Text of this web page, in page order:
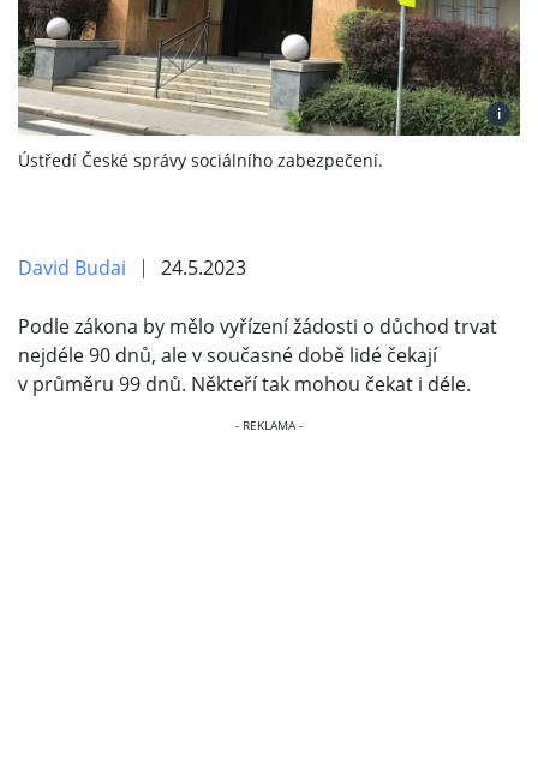
i
Ústředí České správy sociálního zabezpečení.
David Budai 24.5.2023
Podle zákona by mělo vyřízení žádosti o důchod trvat
nejdéle 90 dnů, ale v současné době lidé čekají
v průměru 99 dnů. Někteří tak mohou čekat i déle.